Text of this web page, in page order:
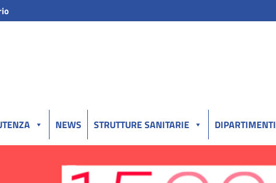
NEWS STRUTTURE SANITARIE DIPARTIMENTI